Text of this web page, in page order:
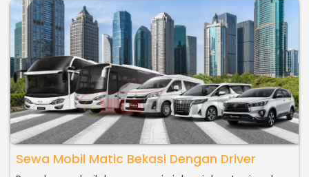
Sewa Mobil Matic Bekasi Dengan Driver